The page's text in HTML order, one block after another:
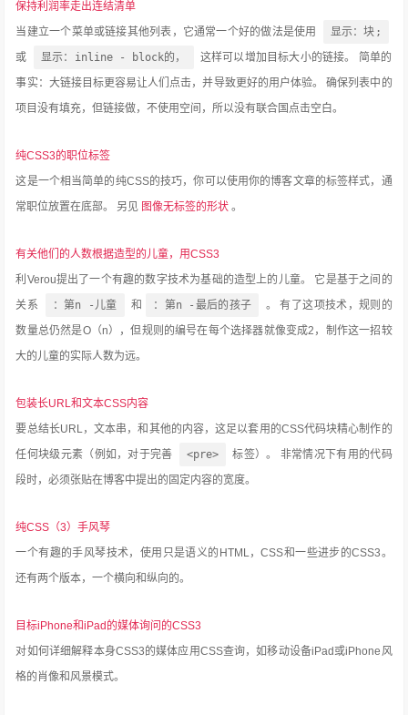
保持利润率走出连结清单
当建立一个菜单或链接其他列表，它通常一个好的做法是使用
显示：块;
或
显示：inline - block的， 这样可以增加目标大小的链接。
简单的
事实：大链接目标更容易让人们点击，并导致更好的用户体验。
确保列表中的
项目没有填充，但链接做，不使用空间，所以没有联合国点击空白。
纯CSS3的职位标签
这是一个相当简单的纯CSS的技巧，你可以使用你的博客文章的标签样式，通
常职位放置在底部。
另见 图像无标签的形状 。
有关他们的人数根据造型的儿童，用CSS3
利Verou提出了一个有趣的数字技术为基础的造型上的儿童。
它是基于之间的
关系
：第n -儿童 和 ：第n -最后的孩子 。
有了这项技术，规则的
数量总仍然是O（n），但规则的编号在每个选择器就像变成2，制作这一招较
大的儿童的实际人数为远。
包装长URL和文本CSS内容
要总结长URL，文本串，和其他的内容，这足以套用的CSS代码块精心制作的
任何块级元素（例如，对于完善
<pre> 标签）。
非常情况下有用的代码
段时，必须张贴在博客中提出的固定内容的宽度。
纯CSS（3）手风琴
一个有趣的手风琴技术，使用只是语义的HTML，CSS和一些进步的CSS3。
还有两个版本，一个横向和纵向的。
目标iPhone和iPad的媒体询问的CSS3
对如何详细解释本身CSS3的媒体应用CSS查询，如移动设备iPad或iPhone风
格的肖像和风景模式。